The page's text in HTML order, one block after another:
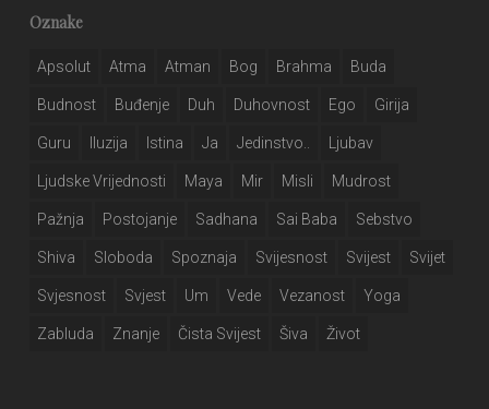
Oznake
Apsolut Atma Atman Bog Brahma Buda
Budnost Buđenje Duh Duhovnost Ego Girija
Guru Iluzija Istina Ja Jedinstvo.. Ljubav
Ljudske Vrijednosti Maya Mir Misli Mudrost
Pažnja Postojanje Sadhana Sai Baba Sebstvo
Shiva Sloboda Spoznaja Svijesnost Svijest Svijet
Svjesnost Svjest Um Vede Vezanost Yoga
Zabluda Znanje Čista Svijest Šiva Život